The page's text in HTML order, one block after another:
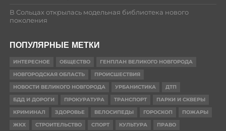
В Сольцах открылась модельная библиотека нового
поколения
ПОПУЛЯРНЫЕ МЕТКИ
ИНТЕРЕСНОЕ ОБЩЕСТВО
ГЕНПЛАН ВЕЛИКОГО НОВГОРОДА
НОВГОРОДСКАЯ ОБЛАСТЬ
ПРОИСШЕСТВИЯ
НОВОСТИ ВЕЛИКОГО НОВГОРОДА
УРБАНИСТИКА
ДТП
БДД И ДОРОГИ
ПРОКУРАТУРА ТРАНСПОРТ
ПАРКИ И СКВЕРЫ
КРИМИНАЛ
ЗДОРОВЬЕ ВЕЛОСИПЕДЫ ГОРОСКОП
ПОЖАРЫ
ЖКХ
СТРОИТЕЛЬСТВО СПОРТ КУЛЬТУРА ПРАВО